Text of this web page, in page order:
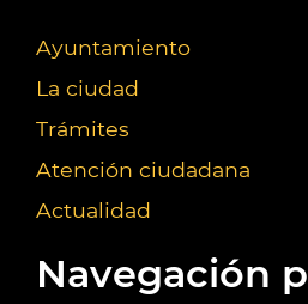
Ayuntamiento
La ciudad
Trámites
Atención ciudadana
Actualidad
Navegación